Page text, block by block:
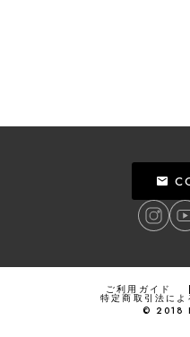
ご利用ガイド
特定商取引法によ
© 2018